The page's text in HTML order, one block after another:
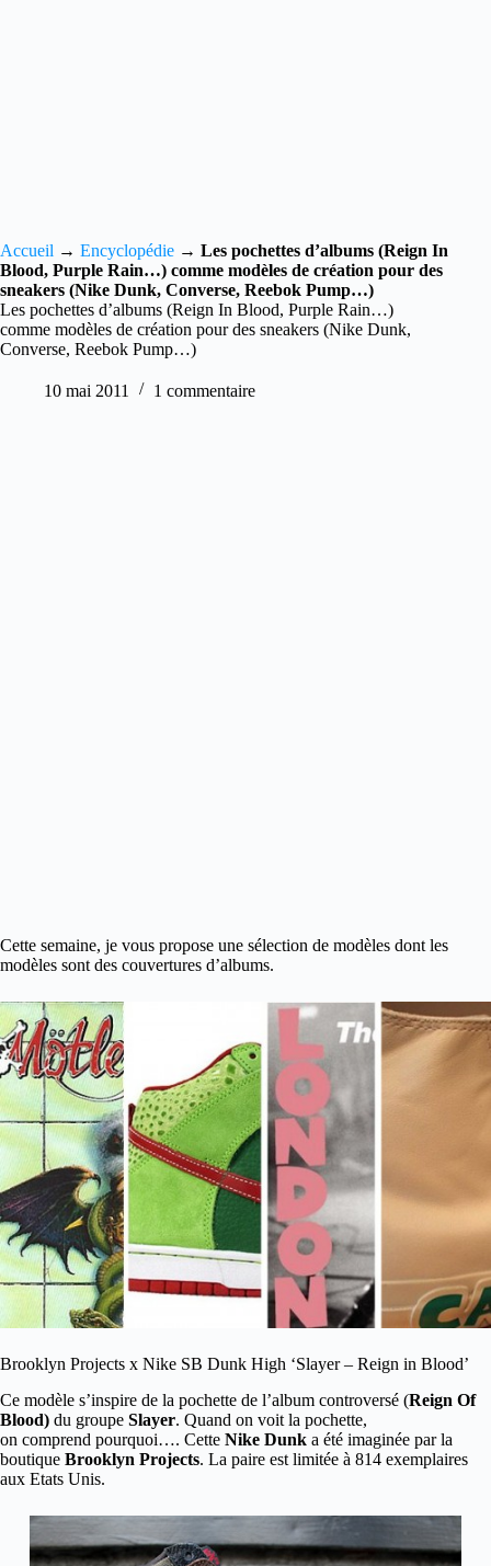
Accueil → Encyclopédie → Les pochettes d’albums (Reign In
Blood, Purple Rain…) comme modèles de création pour des
sneakers (Nike Dunk, Converse, Reebok Pump…)
Les pochettes d’albums (Reign In Blood, Purple Rain…)
comme modèles de création pour des sneakers (Nike Dunk,
Converse, Reebok Pump…)
10 mai 2011 1 commentaire
Cette semaine, je vous propose une sélection de modèles dont les
modèles sont des couvertures d’albums.
Brooklyn Projects x Nike SB Dunk High ‘Slayer – Reign in Blood’
Ce modèle s’inspire de la pochette de l’album controversé (Reign Of
Blood) du groupe Slayer. Quand on voit la pochette,
on comprend pourquoi…. Cette Nike Dunk a été imaginée par la
boutique Brooklyn Projects. La paire est limitée à 814 exemplaires
aux Etats Unis.